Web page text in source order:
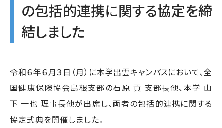
の包括的連携に関する協定を締
結しました
令和６年６月３日（月）に本学出雲キャンパスにおいて、全
国健康保険協会島根支部の石原 貢 支部長他、本学 山
下 一也 理事長他が出席し、両者の包括的連携に関する
協定式典を開催しました。